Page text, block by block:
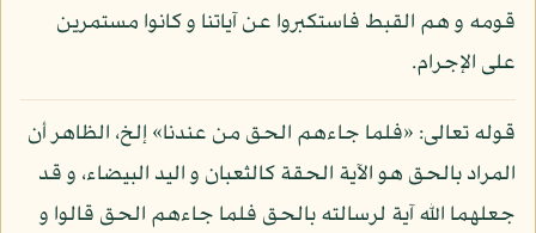
قومه و هم القبط فاستكبروا عن آياتنا و كانوا مستمرين
على الإجرام.
قوله تعالى: «فلما جاءهم الحق من عندنا» إلخ، الظاهر أن
المراد بالحق هو الآية الحقة كالثعبان و اليد البيضاء، و قد
جعلهما الله آية لرسالته بالحق فلما جاءهم الحق قالوا و